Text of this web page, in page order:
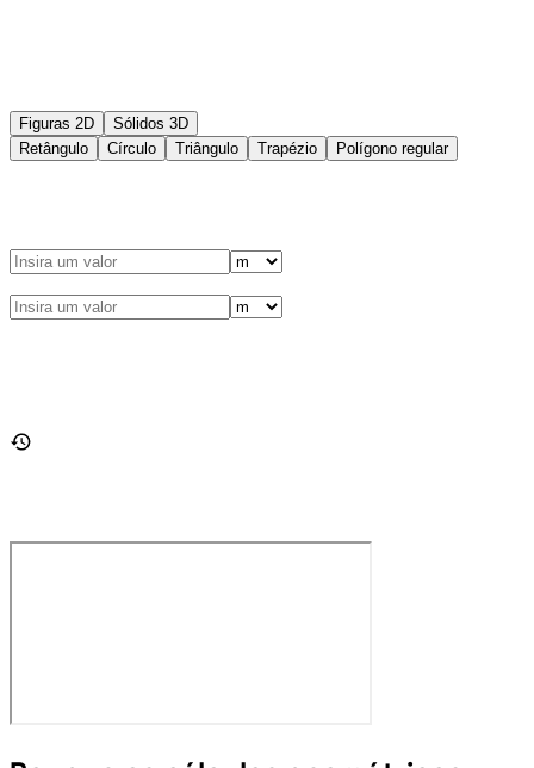
Figuras 2D
Sólidos 3D
Retângulo
Círculo Triângulo Trapézio Polígono regular